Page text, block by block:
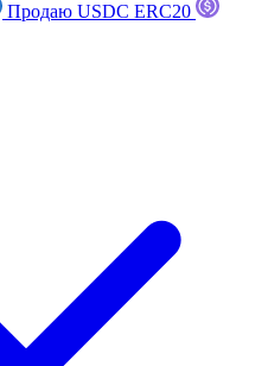
Продаю USDC ERC20